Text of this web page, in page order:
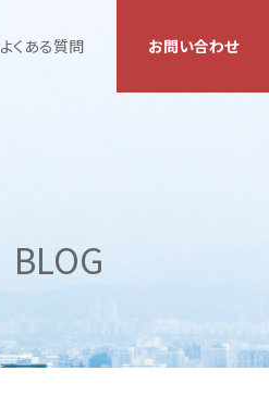
よくある質問 お問い合わせ
BLOG